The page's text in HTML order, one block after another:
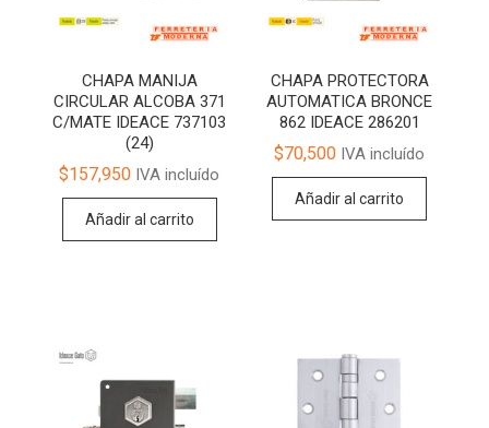
CHAPA MANIJA
CIRCULAR ALCOBA 371
C/MATE IDEACE 737103
(24)
$157,950 IVA incluído
Añadir al carrito
CHAPA PROTECTORA
AUTOMATICA BRONCE
862 IDEACE 286201
$70,500 IVA incluído
Añadir al carrito